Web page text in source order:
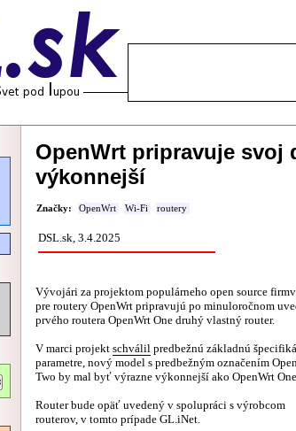
OpenWrt pripravuje svoj
výkonnejší
Značky: OpenWrt Wi-Fi routery
DSL.sk, 3.4.2025
Vývojári za projektom populárneho open source
pre routery OpenWrt pripravujú po minuloročnom
prvého routera OpenWrt One druhý vlastný router.
V marci projekt schválil predbežnú základnú
parametre, nový model s predbežným označením
Two by mal byť výrazne výkonnejší ako OpenWrt
Router bude opäť uvedený v spolupráci s výrobcom
routerov, v tomto prípade GL.iNet.